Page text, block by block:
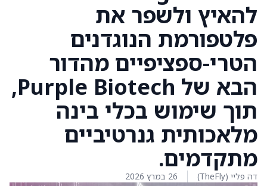
להאיץ ולשפר את
פלטפורמת הנוגדנים
הטרי-ספציפיים מהדור
הבא של Purple Biotech,
תוך שימוש בכלי בינה
מלאכותית גנרטיביים
מתקדמים.
דה פליי (TheFly) 26 במרץ 2026